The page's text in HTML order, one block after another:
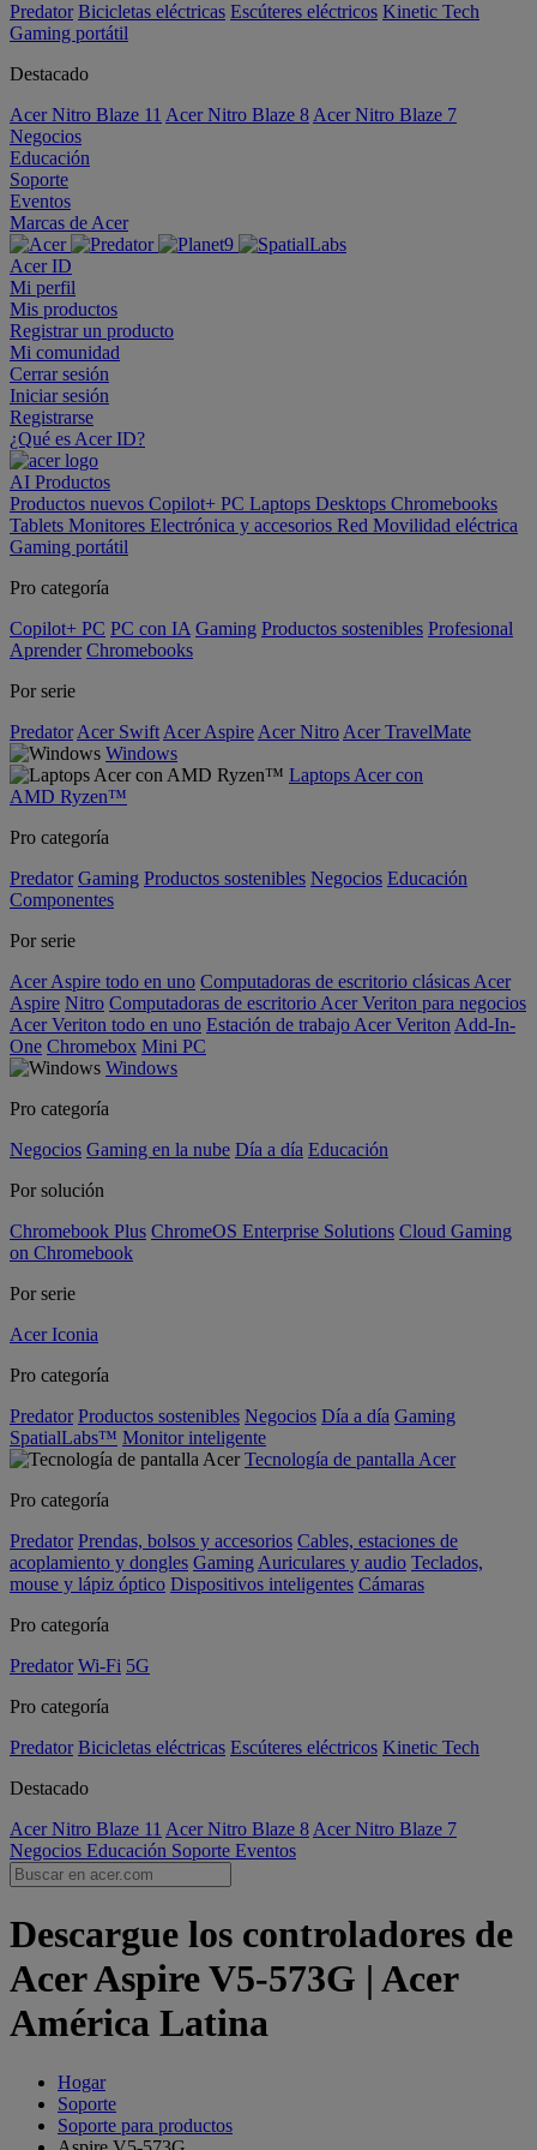
Predator Bicicletas eléctricas Escúteres eléctricos Kinetic Tech
Gaming portátil
Destacado
Acer Nitro Blaze 11 Acer Nitro Blaze 8 Acer Nitro Blaze 7
Negocios
Educación
Soporte
Eventos
Marcas de Acer
Acer ID
Mi perfil
Mis productos
Registrar un producto
Mi comunidad
Cerrar sesión
Iniciar sesión
Registrarse
¿Qué es Acer ID?
AI Productos
Productos nuevos Copilot+ PC Laptops Desktops Chromebooks
Tablets Monitores Electrónica y accesorios Red Movilidad eléctrica
Gaming portátil
Pro categoría
Copilot+ PC PC con IA Gaming Productos sostenibles Profesional
Aprender Chromebooks
Por serie
Predator Acer Swift Acer Aspire Acer Nitro Acer TravelMate
Windows
Laptops Acer con
AMD Ryzen™
Pro categoría
Predator Gaming Productos sostenibles Negocios Educación
Componentes
Por serie
Acer Aspire todo en uno Computadoras de escritorio clásicas Acer
Aspire Nitro Computadoras de escritorio Acer Veriton para negocios
Acer Veriton todo en uno Estación de trabajo Acer Veriton Add-In-
One Chromebox Mini PC
Windows
Pro categoría
Negocios Gaming en la nube Día a día Educación
Por solución
Chromebook Plus ChromeOS Enterprise Solutions Cloud Gaming
on Chromebook
Por serie
Acer Iconia
Pro categoría
Predator Productos sostenibles Negocios Día a día Gaming
SpatialLabs™ Monitor inteligente
Tecnología de pantalla Acer
Pro categoría
Predator Prendas, bolsos y accesorios Cables, estaciones de
acoplamiento y dongles Gaming Auriculares y audio Teclados,
mouse y lápiz óptico Dispositivos inteligentes Cámaras
Pro categoría
Predator Wi-Fi 5G
Pro categoría
Predator Bicicletas eléctricas Escúteres eléctricos Kinetic Tech
Destacado
Acer Nitro Blaze 11 Acer Nitro Blaze 8 Acer Nitro Blaze 7
Negocios Educación Soporte Eventos
Descargue los controladores de
Acer Aspire V5-573G | Acer
América Latina
Hogar
Soporte
Soporte para productos